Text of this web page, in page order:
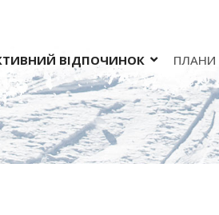
ВІДПОЧИНОК ПЛАНИ